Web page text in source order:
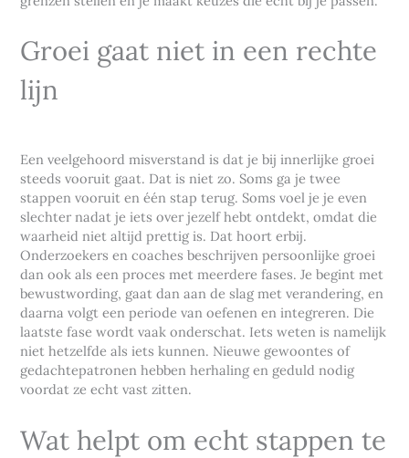
Groei gaat niet in een rechte
lijn
Een veelgehoord misverstand is dat je bij innerlijke groei
steeds vooruit gaat. Dat is niet zo. Soms ga je twee
stappen vooruit en één stap terug. Soms voel je je even
slechter nadat je iets over jezelf hebt ontdekt, omdat die
waarheid niet altijd prettig is. Dat hoort erbij.
Onderzoekers en coaches beschrijven persoonlijke groei
dan ook als een proces met meerdere fases. Je begint met
bewustwording, gaat dan aan de slag met verandering, en
daarna volgt een periode van oefenen en integreren. Die
laatste fase wordt vaak onderschat. Iets weten is namelijk
niet hetzelfde als iets kunnen. Nieuwe gewoontes of
gedachtepatronen hebben herhaling en geduld nodig
voordat ze echt vast zitten.
Wat helpt om echt stappen te